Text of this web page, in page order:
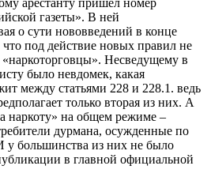
газеты». В ней
о сути нововведений в конце
под действие новых правил не
Несведущему в
было невдомек, какая
между статьями 228 и 228.1. ведь
только вторая из них. А
наркоту» на общем режиме –
дурмана, осужденные по
у большинства из них не было
в главной официальной